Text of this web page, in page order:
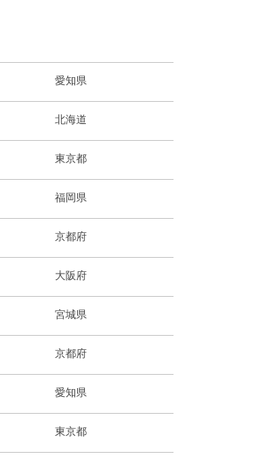
愛知県
北海道
東京都
福岡県
京都府
大阪府
宮城県
京都府
愛知県
東京都